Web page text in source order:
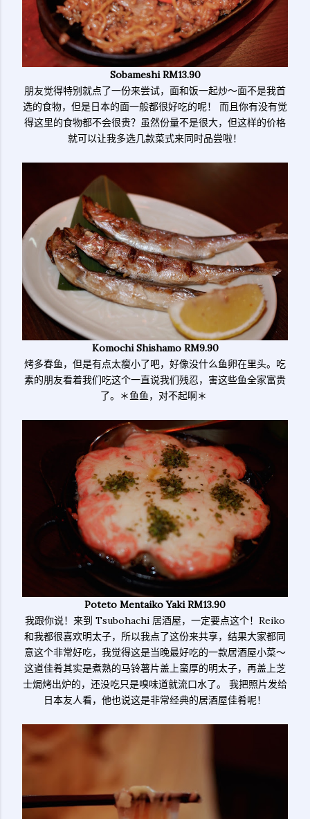
Sobameshi RM13.90
朋友觉得特别就点了一份来尝试，面和饭一起炒～面不是我首
选的食物，但是日本的面一般都很好吃的呢！ 而且你有没有觉
得这里的食物都不会很贵？虽然份量不是很大，但这样的价格
就可以让我多选几款菜式来同时品尝啦！
Komochi Shishamo RM9.90
烤多春鱼，但是有点太瘦小了吧，好像没什么鱼卵在里头。吃
素的朋友看着我们吃这个一直说我们残忍，害这些鱼全家富贵
了。＊鱼鱼，对不起啊＊
Poteto Mentaiko Yaki RM13.90
我跟你说！来到 Tsubohachi 居酒屋，一定要点这个！Reiko
和我都很喜欢明太子，所以我点了这份来共享，结果大家都同
意这个非常好吃，我觉得这是当晚最好吃的一款居酒屋小菜～
这道佳肴其实是煮熟的马铃薯片盖上蛮厚的明太子，再盖上芝
士焗烤出炉的，还没吃只是嗅味道就流口水了。 我把照片发给
日本友人看，他也说这是非常经典的居酒屋佳肴呢！